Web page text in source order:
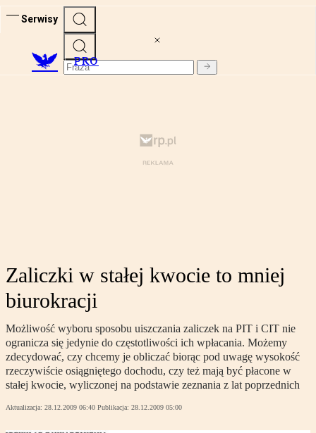
Serwisy
PRO
Zaliczki w stałej kwocie to mniej
biurokracji
Możliwość wyboru sposobu uiszczania zaliczek na PIT i CIT nie
ogranicza się jedynie do częstotliwości ich wpłacania. Możemy
zdecydować, czy chcemy je obliczać biorąc pod uwagę wysokość
rzeczywiście osiągniętego dochodu, czy też mają być płacone w
stałej kwocie, wyliczonej na podstawie zeznania z lat poprzednich
Aktualizacja: 28.12.2009 06:40 Publikacja: 28.12.2009 05:00